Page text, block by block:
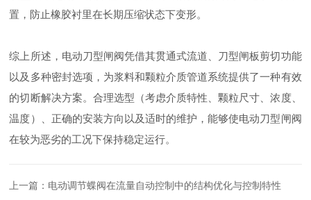
置，防止橡胶衬里在长期压缩状态下变形。
综上所述，电动刀型闸阀凭借其贯通式流道、刀型闸板剪切功能
以及多种密封选项，为浆料和颗粒介质管道系统提供了一种有效
的切断解决方案。合理选型（考虑介质特性、颗粒尺寸、浓度、
温度）、正确的安装方向以及适时的维护，能够使电动刀型闸阀
在较为恶劣的工况下保持稳定运行。
上一篇： 电动调节蝶阀在流量自动控制中的结构优化与控制特性